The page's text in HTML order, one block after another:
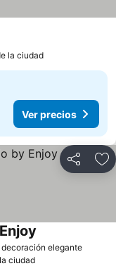
la ciudad
Ver precios
Compartir
eleganteVer
ciudad